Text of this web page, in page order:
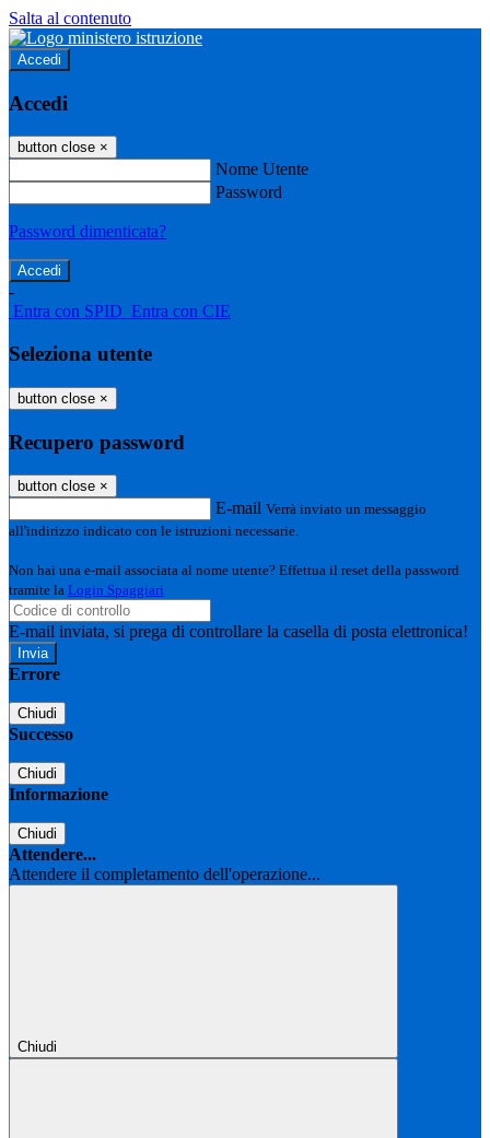
Salta al contenuto
Accedi
Accedi
button close ×
Nome Utente
Password
Password dimenticata?
-
Entra con SPID Entra con CIE
Seleziona utente
button close ×
Recupero password
button close ×
E-mail Verrà inviato un messaggio
all'indirizzo indicato con le istruzioni necessarie.
Non hai una e-mail associata al nome utente? Effettua il reset della password
tramite la Login Spaggiari
E-mail inviata, si prega di controllare la casella di posta elettronica!
Errore
Chiudi
Successo
Chiudi
Informazione
Chiudi
Attendere...
Attendere il completamento dell'operazione...
Chiudi